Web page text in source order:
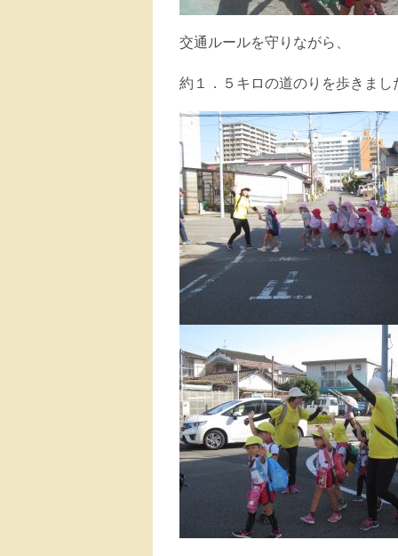
交通ルールを守りながら、
約１．５キロの道のりを歩きまし